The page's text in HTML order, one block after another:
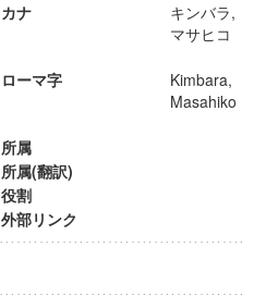
カナ
キンバラ,
マサヒコ
ローマ字
Kimbara,
Masahiko
所属
所属(翻訳)
役割
外部リンク